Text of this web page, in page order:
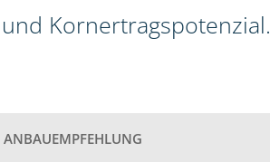
Kornertragspotenzial.
ANBAUEMPFEHLUNG